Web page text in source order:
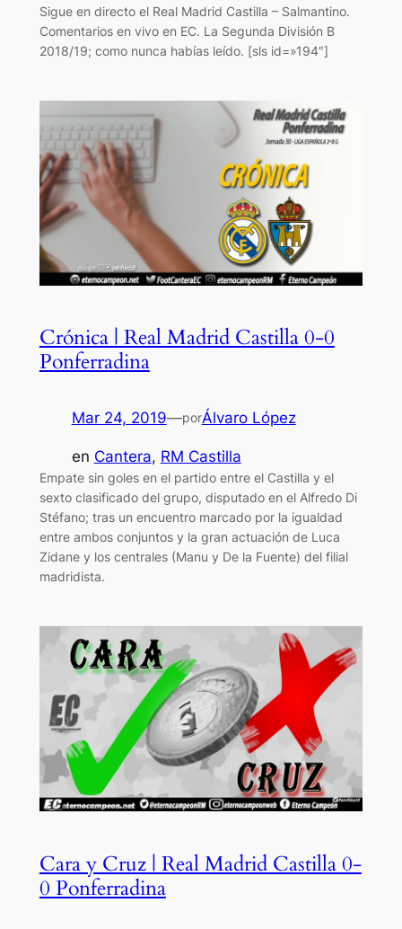
Sigue en directo el Real Madrid Castilla – Salmantino.
Comentarios en vivo en EC. La Segunda División B
2018/19; como nunca habías leído. [sls id=»194″]
Crónica | Real Madrid Castilla 0-0
Ponferradina
Mar 24, 2019—porÁlvaro López
en Cantera, RM Castilla
Empate sin goles en el partido entre el Castilla y el
sexto clasificado del grupo, disputado en el Alfredo Di
Stéfano; tras un encuentro marcado por la igualdad
entre ambos conjuntos y la gran actuación de Luca
Zidane y los centrales (Manu y De la Fuente) del filial
madridista.
Cara y Cruz | Real Madrid Castilla 0-
0 Ponferradina